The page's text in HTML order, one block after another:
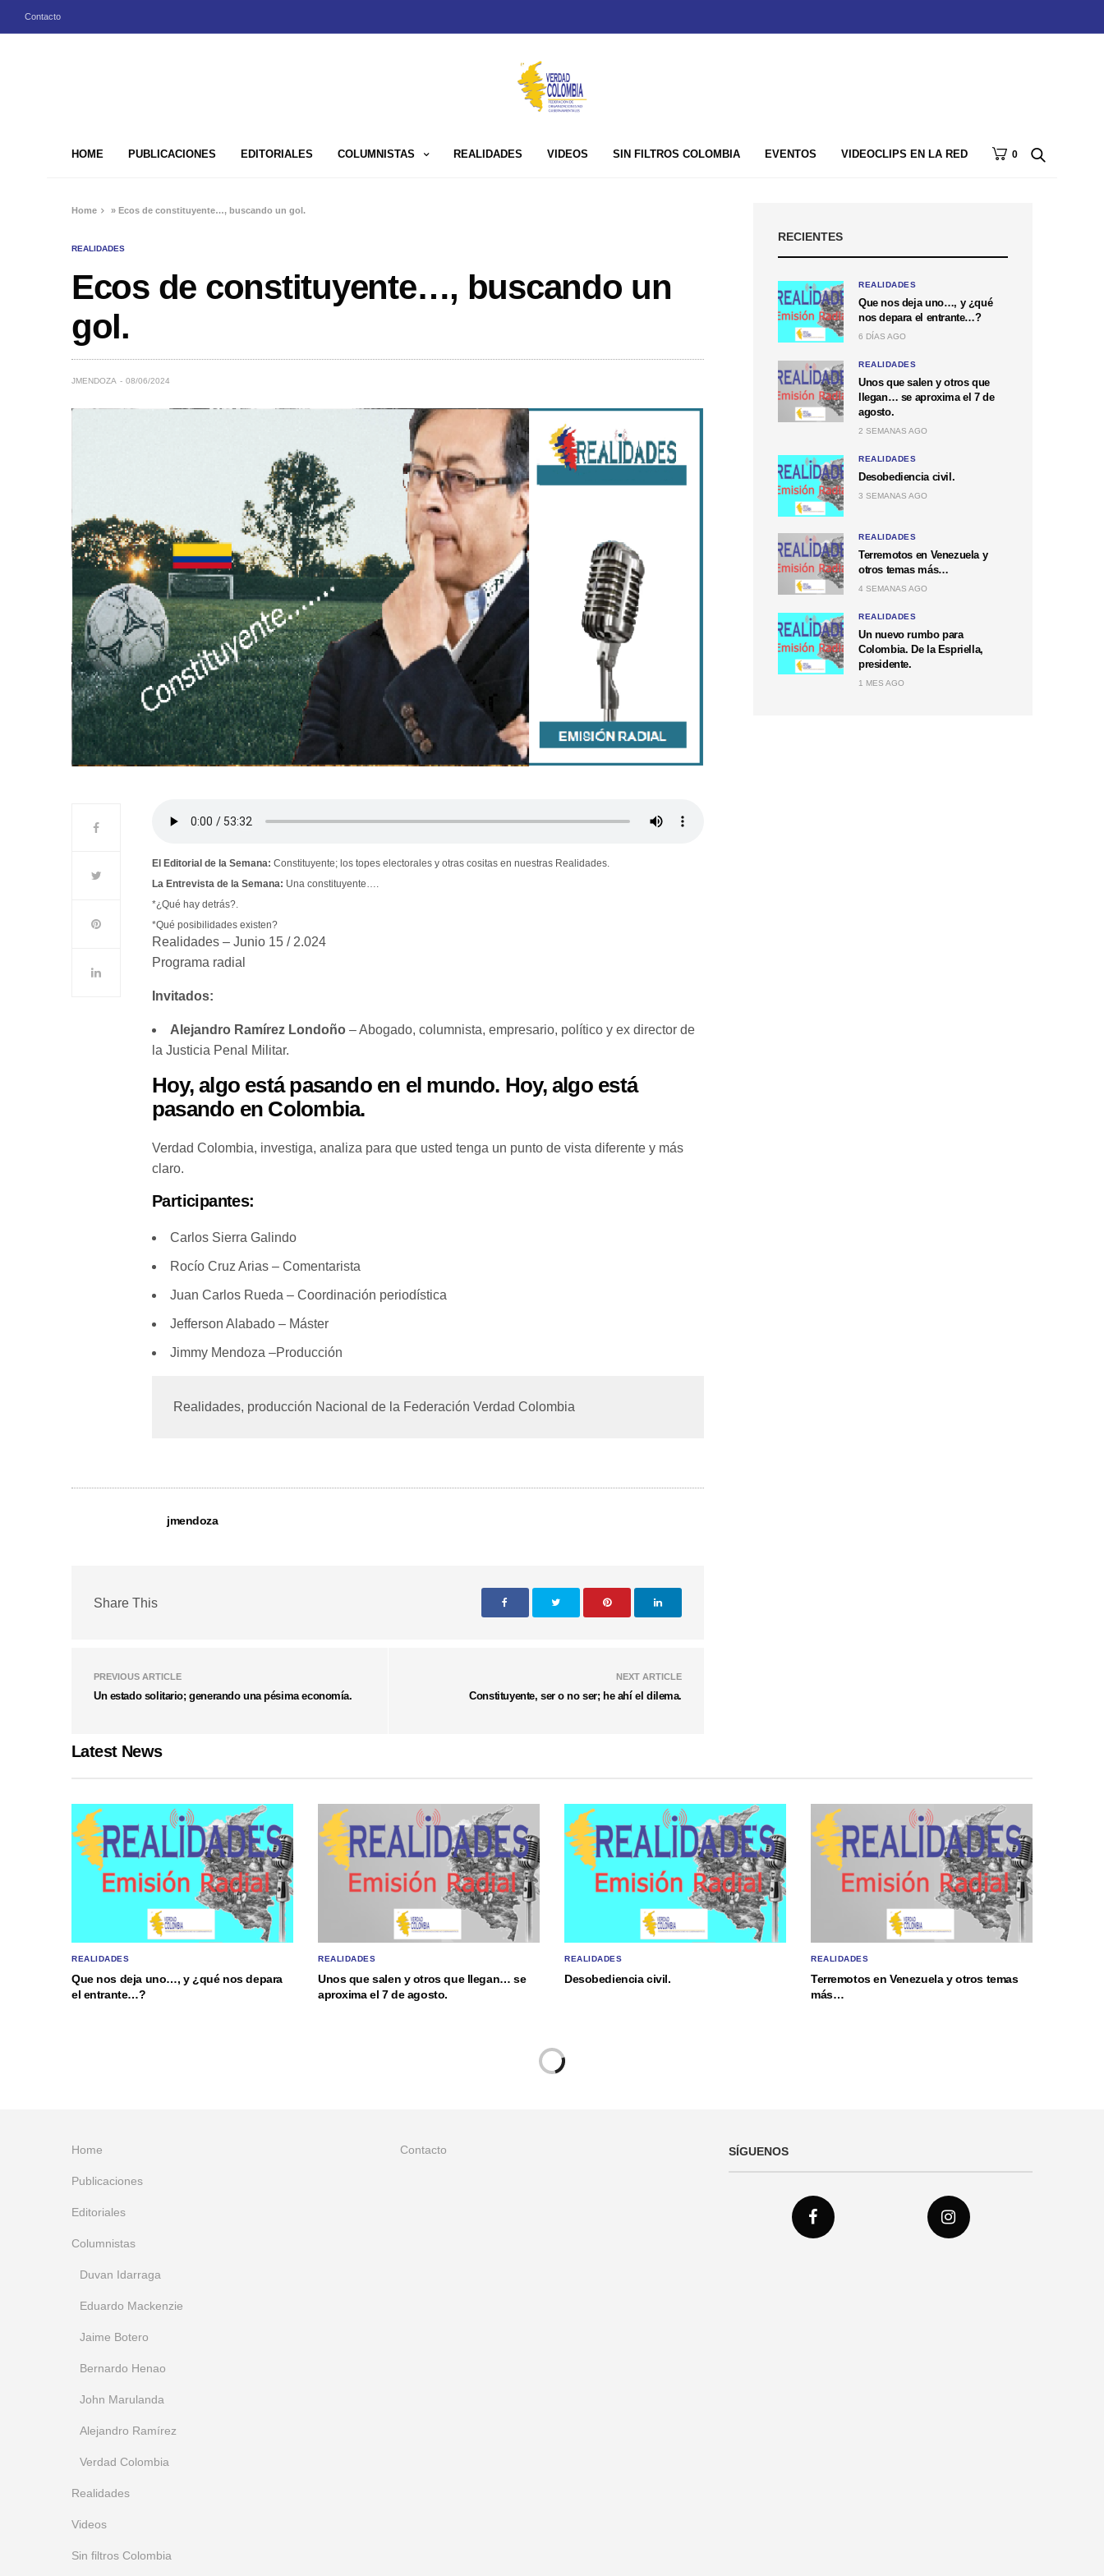
Contacto
HOME PUBLICACIONES EDITORIALES COLUMNISTAS REALIDADES VIDEOS SIN FILTROS COLOMBIA EVENTOS VIDEOCLIPS EN LA RED 0
Home »Ecos de constituyente…, buscando un gol.
REALIDADES
Ecos de constituyente…, buscando un
gol.
JMENDOZA 08/06/2024
El Editorial de la Semana: Constituyente; los topes electorales y otras cositas en nuestras Realidades.
La Entrevista de la Semana: Una constituyente….
*¿Qué hay detrás?.
*Qué posibilidades existen?
Realidades – Junio 15 / 2.024
Programa radial
Invitados:
Alejandro Ramírez Londoño – Abogado, columnista, empresario, político y ex director de
la Justicia Penal Militar.
Hoy, algo está pasando en el mundo. Hoy, algo está
pasando en Colombia.
Verdad Colombia, investiga, analiza para que usted tenga un punto de vista diferente y más
claro.
Participantes:
Carlos Sierra Galindo
Rocío Cruz Arias – Comentarista
Juan Carlos Rueda – Coordinación periodística
Jefferson Alabado – Máster
Jimmy Mendoza –Producción
Realidades, producción Nacional de la Federación Verdad Colombia
jmendoza
Share This
PREVIOUS ARTICLE
Un estado solitario; generando una pésima economía.
NEXT ARTICLE
Constituyente, ser o no ser; he ahí el dilema.
RECIENTES
REALIDADES
Que nos deja uno…, y ¿qué
nos depara el entrante…?
6 DÍAS AGO
REALIDADES
Unos que salen y otros que
llegan… se aproxima el 7 de
agosto.
2 SEMANAS AGO
REALIDADES
Desobediencia civil.
3 SEMANAS AGO
REALIDADES
Terremotos en Venezuela y
otros temas más…
4 SEMANAS AGO
REALIDADES
Un nuevo rumbo para
Colombia. De la Espriella,
presidente.
1 MES AGO
Latest News
REALIDADES
Que nos deja uno…, y ¿qué nos depara
el entrante…?
REALIDADES
Unos que salen y otros que llegan… se
aproxima el 7 de agosto.
REALIDADES
Desobediencia civil.
REALIDADES
Terremotos en Venezuela y otros temas
más…
Home
Publicaciones
Editoriales
Columnistas
Duvan Idarraga
Eduardo Mackenzie
Jaime Botero
Bernardo Henao
John Marulanda
Alejandro Ramírez
Verdad Colombia
Realidades
Videos
Sin filtros Colombia
Contacto SÍGUENOS